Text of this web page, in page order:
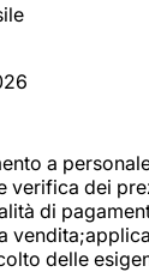
a
dei
di
delle